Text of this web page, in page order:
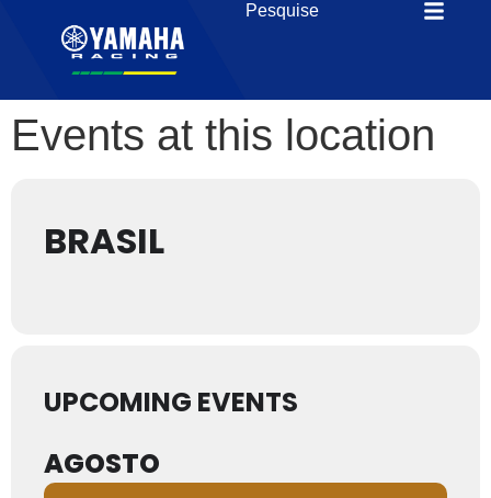
Events at this location
BRASIL
UPCOMING EVENTS
AGOSTO